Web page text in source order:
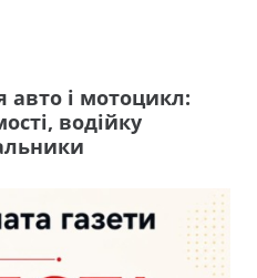
авто і мотоцикл:
водійку